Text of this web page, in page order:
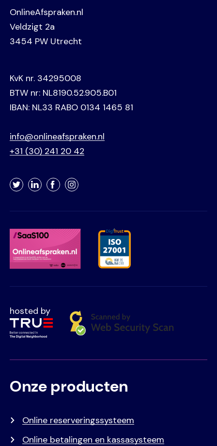
OnlineAfspraken.nl
Veldzigt 2a
3454 PW Utrecht
KvK nr. 34295008
BTW nr: NL8190.52.905.B01
IBAN: NL33 RABO 0134 1465 81
info@onlineafspraken.nl
+31 (30) 241 20 42
TwitterLinkedInFacebookInstagram
hosted by
Voet
Primair
Onze producten
Online reserveringssysteem
Online betalingen en kassasysteem